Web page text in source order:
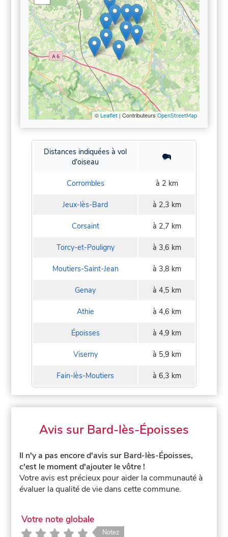
© Leaflet| ContributeursOpenStreetMap
Distances indiquées à vol
d'oiseau
Corrombles à 2 km
Jeux-lès-Bard à 2,3 km
Corsaint à 2,7 km
Torcy-et-Pouligny à 3,6 km
Moutiers-Saint-Jean à 3,8 km
Genay à 4,5 km
Athie à 4,6 km
Époisses à 4,9 km
Viserny à 5,9 km
Fain-lès-Moutiers à 6,3 km
Avis sur Bard-lès-Époisses
Il n'y a pas encore d'avis sur Bard-lès-Époisses,
c'est le moment d'ajouter le vôtre !
Votre avis est précieux pour aider la communauté à
évaluer la qualité de vie dans cette commune.
Votre note globale
Notez